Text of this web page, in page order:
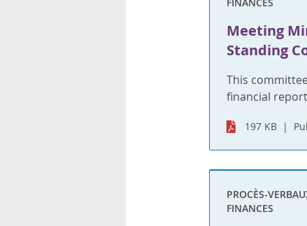
Meeting
Standing
This
financial
197 KB
PROCÈS-
FINANCES